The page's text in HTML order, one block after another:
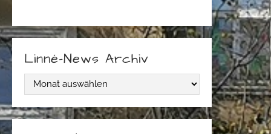
Linné-News Archiv
i